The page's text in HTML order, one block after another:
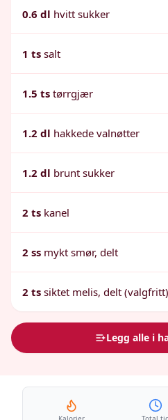
0.6 dl hvitt sukker
1 ts salt
1.5 ts tørrgjær
1.2 dl hakkede valnøtter
1.2 dl brunt sukker
2 ts kanel
2 ss mykt smør, delt
2 ts siktet melis, delt (valgfritt)
Legg alle i